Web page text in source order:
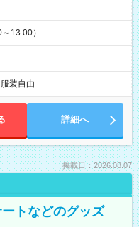
13:00）
服装自由
詳細へ
掲載日：2026.08.07
トなどのグッズ